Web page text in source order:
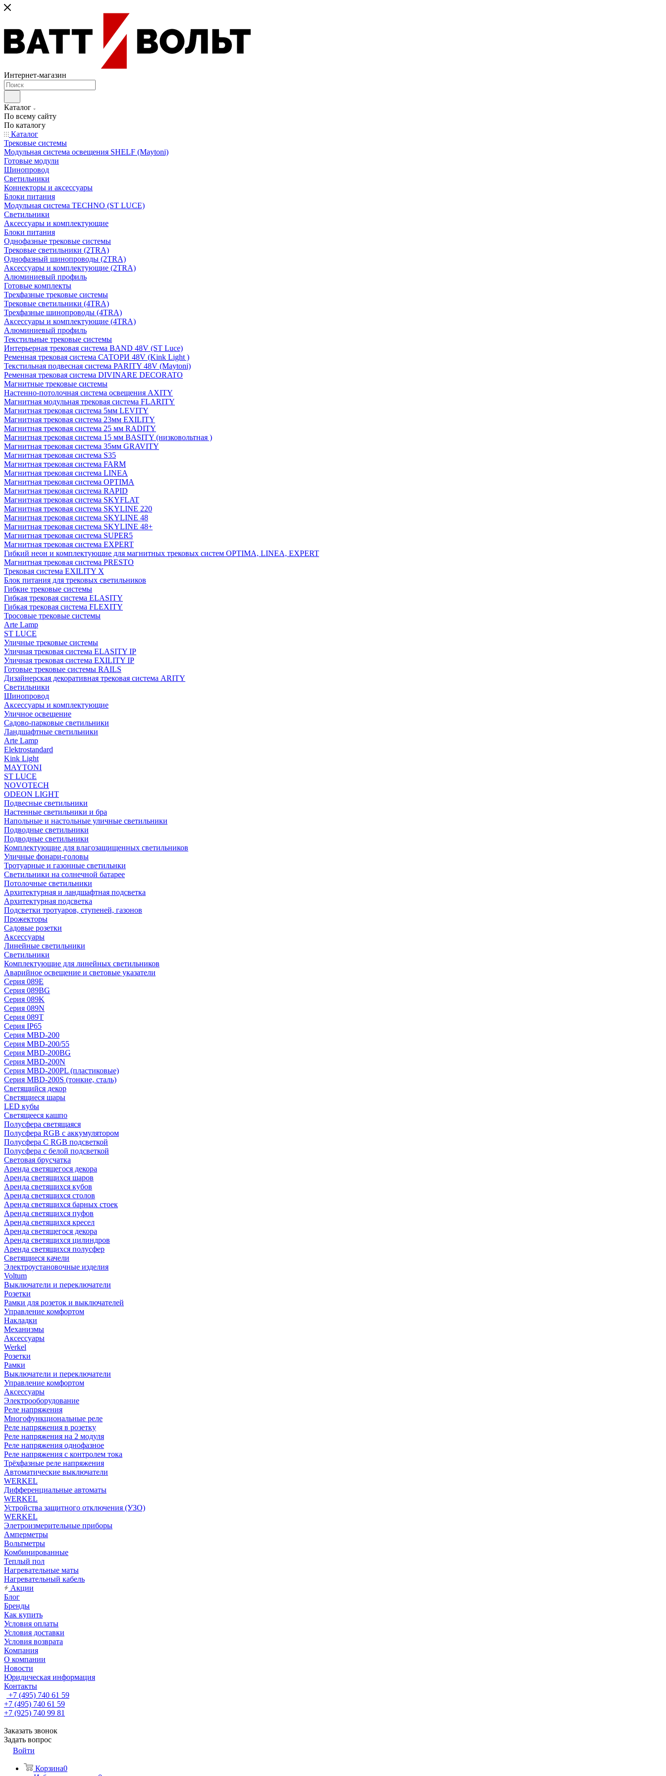
Интернет-магазин
Каталог
По всему сайту
По каталогу
Каталог
Трековые системы
Модульная система освещения SHELF (Maytoni)
Готовые модули
Шинопровод
Светильники
Коннекторы и аксессуары
Блоки питания
Модульная система TECHNO (ST LUCE)
Светильники
Аксессуары и комплектующие
Блоки питания
Однофазные трековые системы
Трековые светильники (2TRA)
Однофазный шинопроводы (2TRA)
Аксессуары и комплектующие (2TRA)
Алюминиевый профиль
Готовые комплекты
Трехфазные трековые системы
Трековые светильники (4TRA)
Трехфазные шинопроводы (4TRA)
Аксессуары и комплектующие (4TRA)
Алюминиевый профиль
Текстильные трековые системы
Интерьерная трековая система BAND 48V (ST Luce)
Ременная трековая система САТОРИ 48V (Kink Light )
Текстильная подвесная система PARITY 48V (Maytoni)
Ременная трековая система DIVINARE DECORATO
Магнитные трековые системы
Настенно-потолочная система освещения AXITY
Магнитная модульная трековая система FLARITY
Магнитная трековая система 5мм LEVITY
Магнитная трековая система 23мм EXILITY
Магнитная трековая система 25 мм RADITY
Магнитная трековая система 15 мм BASITY (низковольтная )
Магнитная трековая система 35мм GRAVITY
Магнитная трековая система S35
Магнитная трековая система FARM
Магнитная трековая система LINEA
Магнитная трековая система OPTIMA
Магнитная трековая система RAPID
Магнитная трековая система SKYFLAT
Магнитная трековая система SKYLINE 220
Магнитная трековая система SKYLINE 48
Магнитная трековая система SKYLINE 48+
Магнитная трековая система SUPER5
Магнитная трековая система EXPERT
Гибкий неон и комплектующие для магнитных трековых систем OPTIMA, LINEA, EXPERT
Магнитная трековая система PRESTO
Трековая система EXILITY X
Блок питания для трековых светильников
Гибкие трековые системы
Гибкая трековая система ELASITY
Гибкая трековая система FLEXITY
Тросовые трековые системы
Arte Lamp
ST LUCE
Уличные трековые системы
Уличная трековая система ELASITY IP
Уличная трековая система EXILITY IP
Готовые трековые системы RAILS
Дизайнерская декоративная трековая система ARITY
Светильники
Шинопровод
Аксессуары и комплектующие
Уличное освещение
Садово-парковые светильники
Ландшафтные светильники
Arte Lamp
Elektrostandard
Kink Light
MAYTONI
ST LUCE
NOVOTECH
ODEON LIGHT
Подвесные светильники
Настенные светильники и бра
Напольные и настольные уличные светильники
Подводные светильники
Подводные светильники
Комплектующие для влагозащищенных светильников
Уличные фонари-головы
Тротуарные и газонные светильнки
Светильники на солнечной батарее
Потолочные светильники
Архитектурная и ландшафтная подсветка
Архитектурная подсветка
Подсветки тротуаров, ступеней, газонов
Прожекторы
Садовые розетки
Аксессуары
Линейные светильники
Светильники
Комплектующие для линейных светильников
Аварийное освещение и световые указатели
Серия 089E
Серия 089BG
Серия 089K
Серия 089N
Серия 089T
Серия IP65
Серия MBD-200
Серия MBD-200/55
Серия MBD-200BG
Серия MBD-200N
Серия MBD-200PL (пластиковые)
Серия MBD-200S (тонкие, сталь)
Светящийся декор
Светящиеся шары
LED кубы
Светящееся кашпо
Полусфера светящаяся
Полусфера RGB с аккумулятором
Полусфера С RGB подсветкой
Полусфера с белой подсветкой
Световая брусчатка
Аренда светящегося декора
Аренда светящихся шаров
Аренда светящихся кубов
Аренда светящихся столов
Аренда светящихся барных стоек
Аренда светящихся пуфов
Аренда светящихся кресел
Аренда светящегося декора
Аренда светящихся цилиндров
Аренда светящихся полусфер
Светящиеся качели
Электроустановочные изделия
Voltum
Выключатели и переключатели
Розетки
Рамки для розеток и выключателей
Управление комфортом
Накладки
Механизмы
Аксессуары
Werkel
Розетки
Рамки
Выключатели и переключатели
Управление комфортом
Аксессуары
Электрооборудование
Реле напряжения
Многофункциональные реле
Реле напряжения в розетку
Реле напряжения на 2 модуля
Реле напряжения однофазное
Реле напряжения с контролем тока
Трёхфазные реле напряжения
Автоматические выключатели
WERKEL
Дифференциальные автоматы
WERKEL
Устройства защитного отключения (УЗО)
WERKEL
Элетроизмерительные приборы
Амперметры
Вольтметры
Комбинированные
Теплый пол
Нагревательные маты
Нагревательный кабель
Акции
Блог
Бренды
Как купить
Условия оплаты
Условия доставки
Условия возврата
Компания
О компании
Новости
Юридическая информация
Контакты
+7 (495) 740 61 59
+7 (495) 740 61 59
+7 (925) 740 99 81
Заказать звонок
Задать вопрос
Войти
Корзина0